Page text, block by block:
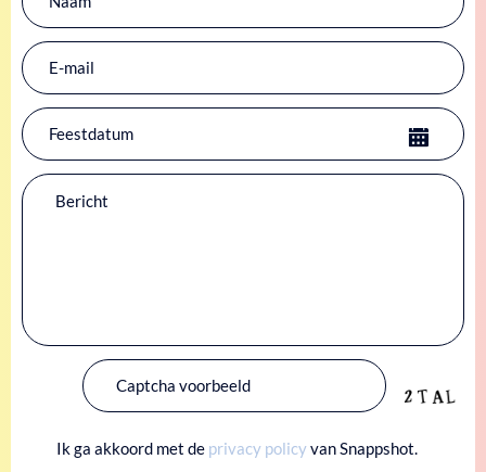
Ik ga akkoord met de privacy policyvan Snappshot.